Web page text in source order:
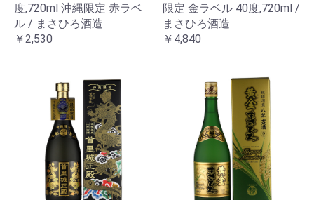
度,720ml 沖縄限定 赤ラベ
ル / まさひろ酒造
￥2,530
限定 金ラベル 40度,720ml /
まさひろ酒造
￥4,840